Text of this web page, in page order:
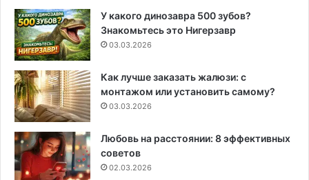
У какого динозавра 500 зубов?
Знакомьтесь это Нигерзавр
03.03.2026
Как лучше заказать жалюзи: с
монтажом или установить самому?
03.03.2026
Любовь на расстоянии: 8 эффективных
советов
02.03.2026